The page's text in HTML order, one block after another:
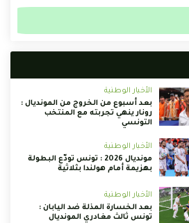
الأخبار الوطنية
بعد أسبوع من الخروج من المونديال :
رونار ينهي تجربته مع المنتخب
التونسي
الأخبار الوطنية
مونديال 2026 : تونس تودّع البطولة
بهزيمة أمام هولندا بثلاثية
الأخبار الوطنية
بعد الخسارة المذلة ضد اليابان :
تونس ثالث مغادري المونديال